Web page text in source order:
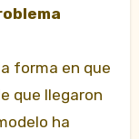
forma en que
que llegaron
ha